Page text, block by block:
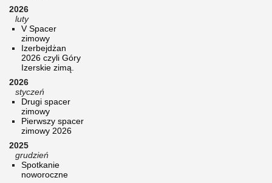
2026
luty
V Spacer
zimowy
Izerbejdżan
2026 czyli Góry
Izerskie zimą.
2026
styczeń
Drugi spacer
zimowy
Pierwszy spacer
zimowy 2026
2025
grudzień
Spotkanie
noworoczne